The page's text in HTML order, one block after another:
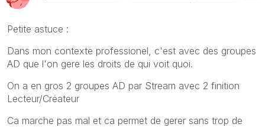
Petite astuce :
Dans mon contexte professionel, c'est avec des groupes
AD que l'on gere les droits de qui voit quoi.
On a en gros 2 groupes AD par Stream avec 2 finition
Lecteur/Créateur
Ca marche pas mal et ca permet de gerer sans trop de